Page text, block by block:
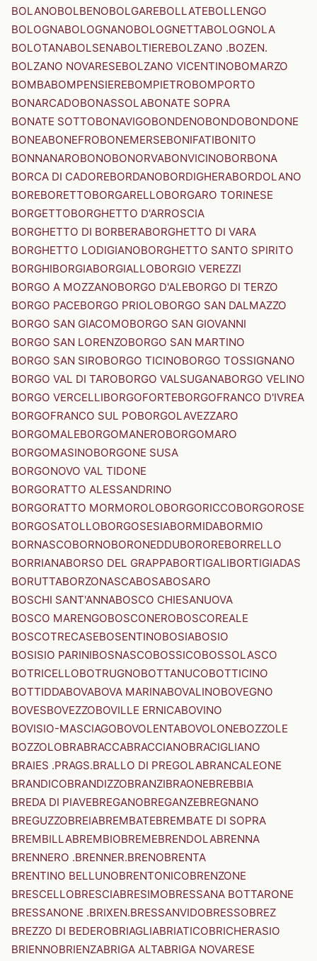
BOLANOBOLBENOBOLGAREBOLLATEBOLLENGO
BOLOGNABOLOGNANOBOLOGNETTABOLOGNOLA
BOLOTANABOLSENABOLTIEREBOLZANO .BOZEN.
BOLZANO NOVARESEBOLZANO VICENTINOBOMARZO
BOMBABOMPENSIEREBOMPIETROBOMPORTO
BONARCADOBONASSOLABONATE SOPRA
BONATE SOTTOBONAVIGOBONDENOBONDOBONDONE
BONEABONEFROBONEMERSEBONIFATIBONITO
BONNANAROBONOBONORVABONVICINOBORBONA
BORCA DI CADOREBORDANOBORDIGHERABORDOLANO
BOREBORETTOBORGARELLOBORGARO TORINESE
BORGETTOBORGHETTO D'ARROSCIA
BORGHETTO DI BORBERABORGHETTO DI VARA
BORGHETTO LODIGIANOBORGHETTO SANTO SPIRITO
BORGHIBORGIABORGIALLOBORGIO VEREZZI
BORGO A MOZZANOBORGO D'ALEBORGO DI TERZO
BORGO PACEBORGO PRIOLOBORGO SAN DALMAZZO
BORGO SAN GIACOMOBORGO SAN GIOVANNI
BORGO SAN LORENZOBORGO SAN MARTINO
BORGO SAN SIROBORGO TICINOBORGO TOSSIGNANO
BORGO VAL DI TAROBORGO VALSUGANABORGO VELINO
BORGO VERCELLIBORGOFORTEBORGOFRANCO D'IVREA
BORGOFRANCO SUL POBORGOLAVEZZARO
BORGOMALEBORGOMANEROBORGOMARO
BORGOMASINOBORGONE SUSA
BORGONOVO VAL TIDONE
BORGORATTO ALESSANDRINO
BORGORATTO MORMOROLOBORGORICCOBORGOROSE
BORGOSATOLLOBORGOSESIABORMIDABORMIO
BORNASCOBORNOBORONEDDUBOROREBORRELLO
BORRIANABORSO DEL GRAPPABORTIGALIBORTIGIADAS
BORUTTABORZONASCABOSABOSARO
BOSCHI SANT'ANNABOSCO CHIESANUOVA
BOSCO MARENGOBOSCONEROBOSCOREALE
BOSCOTRECASEBOSENTINOBOSIABOSIO
BOSISIO PARINIBOSNASCOBOSSICOBOSSOLASCO
BOTRICELLOBOTRUGNOBOTTANUCOBOTTICINO
BOTTIDDABOVABOVA MARINABOVALINOBOVEGNO
BOVESBOVEZZOBOVILLE ERNICABOVINO
BOVISIO-MASCIAGOBOVOLENTABOVOLONEBOZZOLE
BOZZOLOBRABRACCABRACCIANOBRACIGLIANO
BRAIES .PRAGS.BRALLO DI PREGOLABRANCALEONE
BRANDICOBRANDIZZOBRANZIBRAONEBREBBIA
BREDA DI PIAVEBREGANOBREGANZEBREGNANO
BREGUZZOBREIABREMBATEBREMBATE DI SOPRA
BREMBILLABREMBIOBREMEBRENDOLABRENNA
BRENNERO .BRENNER.BRENOBRENTA
BRENTINO BELLUNOBRENTONICOBRENZONE
BRESCELLOBRESCIABRESIMOBRESSANA BOTTARONE
BRESSANONE .BRIXEN.BRESSANVIDOBRESSOBREZ
BREZZO DI BEDEROBRIAGLIABRIATICOBRICHERASIO
BRIENNOBRIENZABRIGA ALTABRIGA NOVARESE